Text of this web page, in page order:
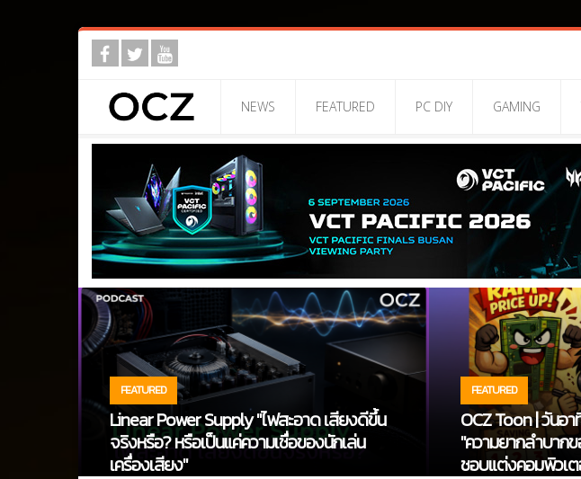
NEWS FEATURED PC DIY GAMING
FEATURED
Linear Power Supply "ไฟสะอาด เสียงดีขึ้น
จริงหรือ? หรือเป็นแค่ความเชื่อของนักเล่น
เครื่องเสียง"
FEATURED
OCZ Toon | วันอ
"ความยากลำบาก
ชอบแต่งคอมพิวเ